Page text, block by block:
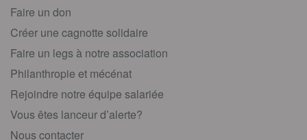
Faire un don
Créer une cagnotte solidaire
Faire un legs à notre association
Philanthropie et mécénat
Rejoindre notre équipe salariée
Vous êtes lanceur d’alerte?
Nous contacter